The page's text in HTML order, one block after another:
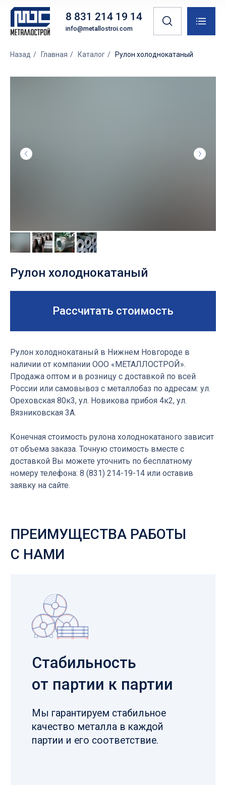
8 831 214 19 14
info@metallostroi.com
Назад / Главная / Каталог / Рулон холоднокатаный
Рулон холоднокатаный
Рассчитать стоимость
Рулон холоднокатаный в Нижнем Новгороде в
наличии от компании ООО «МЕТАЛЛОСТРОЙ».
Продажа оптом и в розницу с доставкой по всей
России или самовывоз с металлобаз по адресам: ул.
Ореховская 80к3, ул. Новикова прибоя 4к2, ул.
Вязниковская 3А.
Конечная стоимость рулона холоднокатаного зависит
от объема заказа. Точную стоимость вместе с
доставкой Вы можете уточнить по бесплатному
номеру телефона: 8 (831) 214-19-14 или оставив
заявку на сайте.
ПРЕИМУЩЕСТВА РАБОТЫ
С НАМИ
Стабильность
от партии к партии
партии и его соответствие.
Лучшие заводы
Работаем только с проверенными
выстроены долгосрочные